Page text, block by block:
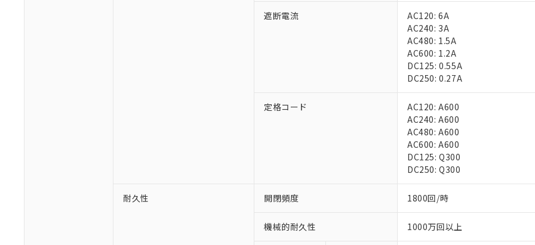
遮断電流
AC120: 6A
AC240: 3A
AC480: 1.5A
AC600: 1.2A
DC125: 0.55A
DC250: 0.27A
定格コード
AC120: A600
AC240: A600
AC480: A600
AC600: A600
DC125: Q300
DC250: Q300
耐久性 開閉頻度 1800回/時
機械的耐久性 1000万回以上
マイパーツ機能（部品リスト作成サービス）をご利用いただくには、I-Webメンバ
お客様が当ウェブサイト上で当社にご登録された部品リストについて、当社およ
が、当社の製品・サービスに関するお客様との取引・商談に必要な範囲で利用す
"個人情報の共同利用に関して"
の「1.共同利用者の
いる法人を指します。
下記の非含有証明書をダウンロードすることができます。
EU RoHS指令（10物質）の非含有証明書
※本証明書は発行日時点で非含有を証明するもので、過去に遡って非含有を証明するも
また、RoHS指令のフタル酸エステル類４物質の対応では、対応完了までの期間は出
混在することから備考欄に対応日を記載しておりました。
既に当社にて対応品への在庫切替を完了していることから、特段のことがない限り、
「ｅ」：有害物質（10物質）のすべてが基準値以下であることを示します。
「10」：通常の使用状況下において有害物質が外部に漏えいし、環境に深刻な影響を及
「－」：未確認です。当社販売部門へお問い合わせください。
在庫なし(最新の在庫状況については、お客様のお取引先、またはお客様担当
機器販売店・当社販売員にご確認ください)
受注生産機種、また在庫状況の情報を公開していない機種